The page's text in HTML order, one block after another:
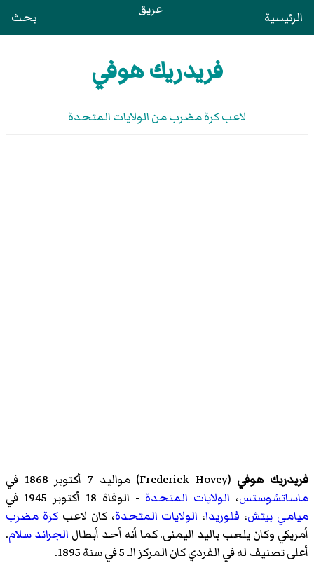
الرئيسية عريق بحث
فريدريك هوفي
لاعب كرة مضرب من الولايات المتحدة
فريدريك هوفي (
Frederick Hovey)‏ مواليد 7 أكتوبر 1868 في
ماساتشوستس، الولايات المتحدة - الوفاة 18 أكتوبر 1945 في
ميامي بيتش، فلوريدا، الولايات المتحدة، كان لاعبكرة مضرب
أمريكي وكان يلعب باليد اليمنى. كما أنه أحد أبطال الجراند سلام.
أعلى تصنيف له في الفردي كان المركز الـ 5 في سنة 1895.